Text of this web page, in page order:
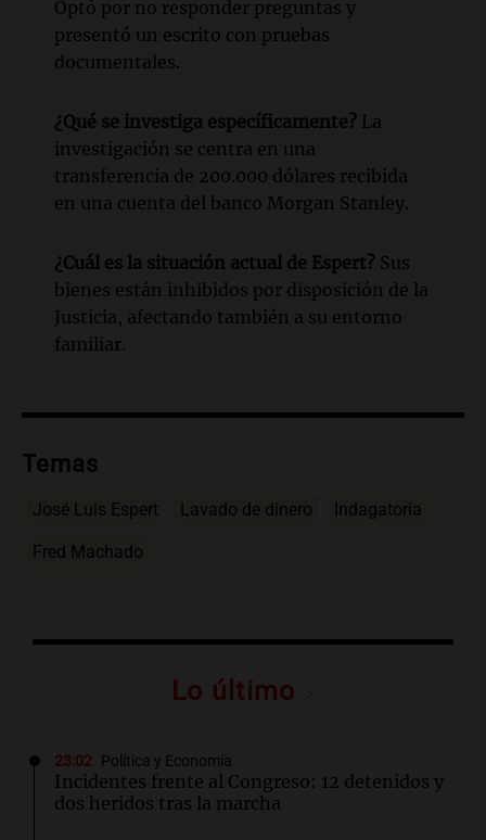
Optó por no responder preguntas y
presentó un escrito con pruebas
documentales.
¿Qué se investiga específicamente? La
investigación se centra en una
transferencia de 200.000 dólares recibida
en una cuenta del banco Morgan Stanley.
¿Cuál es la situación actual de Espert? Sus
bienes están inhibidos por disposición de la
Justicia, afectando también a su entorno
familiar.
Temas
José Luis Espert Lavado de dinero Indagatoria
Fred Machado
Lo último
23:02 Política y Economía
Incidentes frente al Congreso: 12 detenidos y
dos heridos tras la marcha